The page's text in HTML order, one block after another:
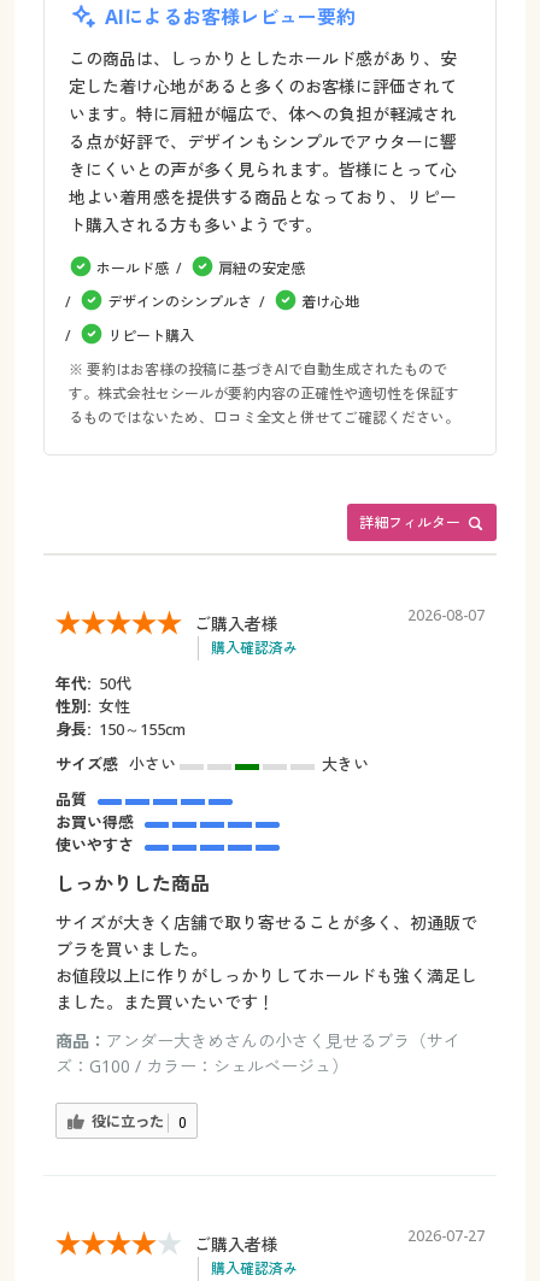
AIによるお客様レビュー要約
この商品は、しっかりとしたホールド感があり、安
定した着け心地があると多くのお客様に評価されて
います。特に肩紐が幅広で、体への負担が軽減され
る点が好評で、デザインもシンプルでアウターに響
きにくいとの声が多く見られます。皆様にとって心
地よい着用感を提供する商品となっており、リピー
ト購入される方も多いようです。
ホールド感
肩紐の安定感
デザインのシンプルさ
着け心地
リピート購入
※ 要約はお客様の投稿に基づきAIで自動生成されたもので
す。株式会社セシールが要約内容の正確性や適切性を保証す
るものではないため、口コミ全文と併せてご確認ください。
詳細フィルター
ご購入者様
購入確認済み
2026-08-07
年代: 50代
性別: 女性
身長: 150～155cm
サイズ感 小さい
大きい
品質
お買い得感
使いやすさ
しっかりした商品
サイズが大きく店舗で取り寄せることが多く、初通販で
ブラを買いました。
お値段以上に作りがしっかりしてホールドも強く満足し
ました。また買いたいです！
商品： アンダー大きめさんの小さく見せるブラ（サイ
ズ：G100 / カラー：シェルベージュ）
役に立った 0
ご購入者様
購入確認済み
2026-07-27